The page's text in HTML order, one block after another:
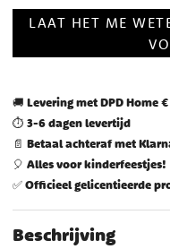
LAAT HET ME
🚚 Levering met DPD Home
⏱️ 3-6 dagen levertijd
📄 Betaal achteraf met
🎈 Alles voor kinderfeestjes!
✅Officieel gelicentieerde
Beschrijving